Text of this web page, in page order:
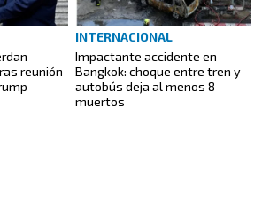
reunión
INTERNACIONAL
Impactante accidente en
Bangkok: choque entre tren y
autobús deja al menos 8
muertos